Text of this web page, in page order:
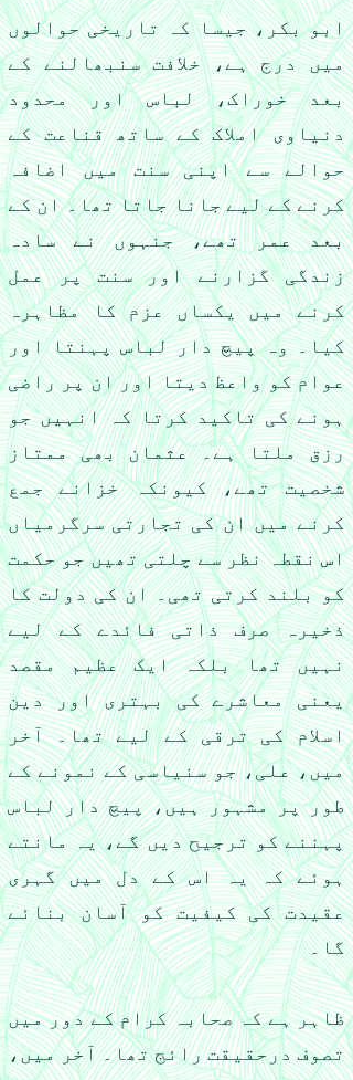
ابو بکر، جیسا کہ تاریخی حوالوں
میں درج ہے، خلافت سنبھالنے کے
بعد خوراک، لباس اور محدود
دنیاوی املاک کے ساتھ قناعت کے
حوالے سے اپنی سنت میں اضافہ
کرنے کے لیے جانا جاتا تھا۔ ان کے
بعد عمر تھے، جنہوں نے سادہ
زندگی گزارنے اور سنت پر عمل
کرنے میں یکساں عزم کا مظاہرہ
کیا۔ وہ پیچ دار لباس پہنتا اور
عوام کو واعظ دیتا اور ان پر راضی
ہونے کی تاکید کرتا کہ انہیں جو
رزق ملتا ہے۔ عثمان بھی ممتاز
شخصیت تھے، کیونکہ خزانے جمع
کرنے میں ان کی تجارتی سرگرمیاں
اس نقطہ نظر سے چلتی تھیں جو حکمت
کو بلند کرتی تھی۔ ان کی دولت کا
ذخیرہ صرف ذاتی فائدے کے لیے
نہیں تھا بلکہ ایک عظیم مقصد
یعنی معاشرے کی بہتری اور دین
اسلام کی ترقی کے لیے تھا۔ آخر
میں، علی، جو سنیاسی کے نمونے کے
طور پر مشہور ہیں، پیچ دار لباس
پہننے کو ترجیح دیں گے، یہ مانتے
ہوئے کہ یہ اس کے دل میں گہری
عقیدت کی کیفیت کو آسان بنائے
گا۔
ظاہر ہے کہ صحابہ کرام کے دور میں
تصوف درحقیقت رائج تھا۔ آخر میں،